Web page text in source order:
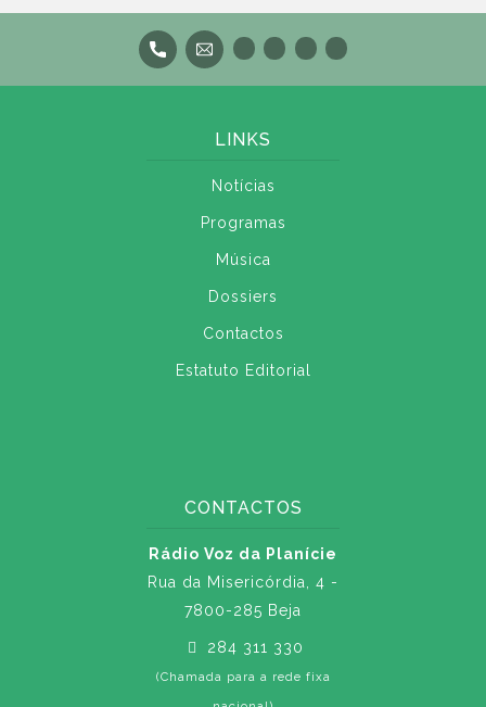
LINKS
Notícias
Programas
Música
Dossiers
Contactos
Estatuto Editorial
CONTACTOS
Rádio Voz da Planície
Rua da Misericórdia, 4 -
7800-285 Beja
284 311 330
(Chamada para a rede fixa